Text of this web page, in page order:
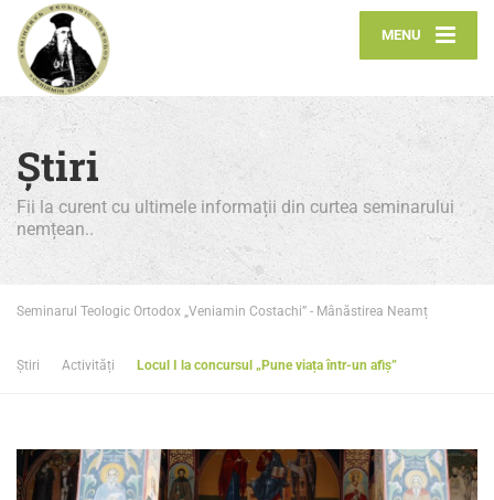
MENU
Știri
Fii la curent cu ultimele informații din curtea seminarului
nemțean..
Seminarul Teologic Ortodox „Veniamin Costachi” - Mânăstirea Neamț
Știri Activități Locul I la concursul „Pune viața într-un afiș”